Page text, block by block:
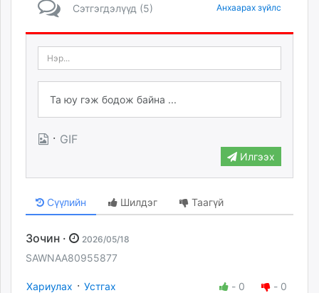
Сэтгэгдэлүүд (5) Анхаарах зүйлс
· GIF
Илгээх
Сүүлийн Шилдэг Таагүй
Зочин · 2026/05/18
SAWNAA80955877
Хариулах · Устгах - 0 - 0